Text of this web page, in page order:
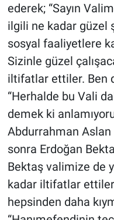
ederek; “Sayın
ilgili ne kadar güzel
sosyal faaliyetlere
Sizinle güzel
iltifatlar ettiler. Ben
“Herhalde bu Vali
demek ki
Abdurrahman Aslan
sonra Erdoğan
Bektaş valimize de
kadar iltifatlar
hepsinden daha